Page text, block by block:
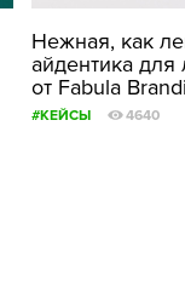
Нежная, как
айдентика
от Fabula
#КЕЙСЫ 4640